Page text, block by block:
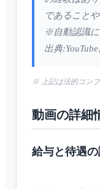
であること
※自動認識に
出典
※ 上記は法的コン
動画の詳細
給与と待遇の